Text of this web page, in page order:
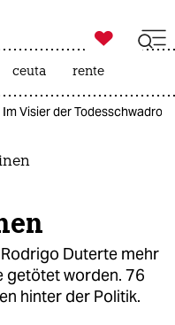

taz zahl ich
ceuta rente
Visier der
Duterte mehr
getötet worden. 76
hinter der Politik.